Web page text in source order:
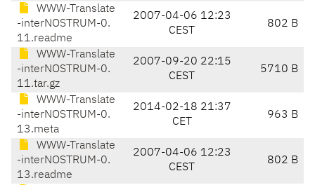
WWW-Translate
-interNOSTRUM-0.
11.readme
2007-04-06 12:23
CEST
802 B
WWW-Translate
-interNOSTRUM-0.
11.tar.gz
2007-09-20 22:15
CEST
5710 B
WWW-Translate
-interNOSTRUM-0.
13.meta
2014-02-18 21:37
CET
963 B
WWW-Translate
-interNOSTRUM-0.
13.readme
2007-04-06 12:23
CEST
802 B